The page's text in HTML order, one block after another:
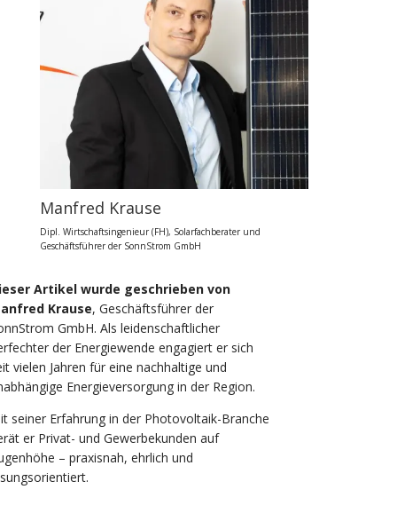
Manfred Krause
Dipl. Wirtschaftsingenieur (FH), Solarfachberater und
Geschäftsführer der SonnStrom GmbH
Artikel wurde geschrieben von
Krause, Geschäftsführer der
GmbH. Als leidenschaftlicher
der Energiewende engagiert er sich
vielen Jahren für eine nachhaltige und
Energieversorgung in der Region.
seiner Erfahrung in der Photovoltaik-Branche
er Privat- und Gewerbekunden auf
– praxisnah, ehrlich und